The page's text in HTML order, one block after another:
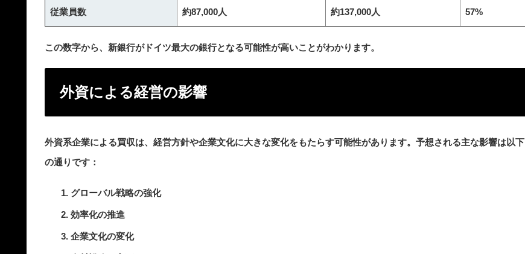
従業員数 約87,000人 約137,000人 57%
この数字から、新銀行がドイツ最大の銀行となる可能性が高いことがわかります。
外資による経営の影響
外資系企業による買収は、経営方針や企業文化に大きな変化をもたらす可能性があります。予想される主な影響は以下
の通りです：
グローバル戦略の強化
効率化の推進
企業文化の変化